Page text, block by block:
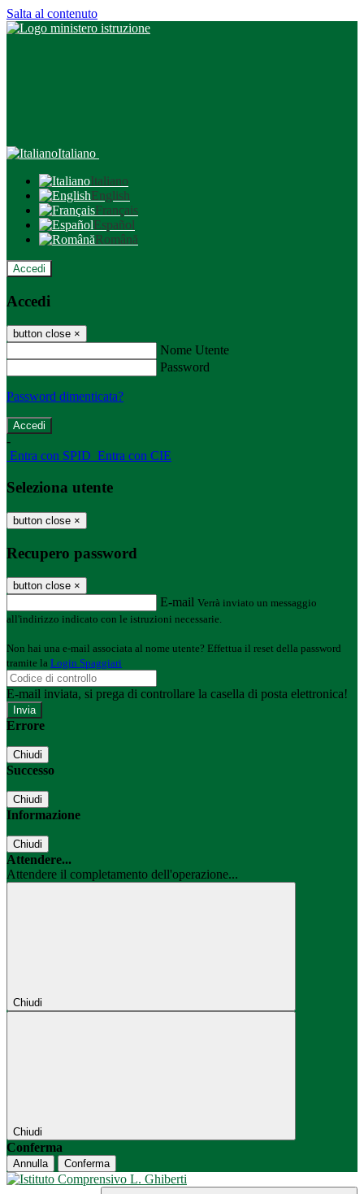
Salta al contenuto
Italiano
Italiano
English
Français
Español
Română
Accedi
Accedi
button close ×
Nome Utente
Password
Password dimenticata?
-
Entra con SPID Entra con CIE
Seleziona utente
button close ×
Recupero password
button close ×
E-mail Verrà inviato un messaggio
all'indirizzo indicato con le istruzioni necessarie.
Non hai una e-mail associata al nome utente? Effettua il reset della password
tramite la Login Spaggiari
E-mail inviata, si prega di controllare la casella di posta elettronica!
Errore
Chiudi
Successo
Chiudi
Informazione
Chiudi
Attendere...
Attendere il completamento dell'operazione...
Chiudi
Chiudi
Conferma
Annulla Conferma